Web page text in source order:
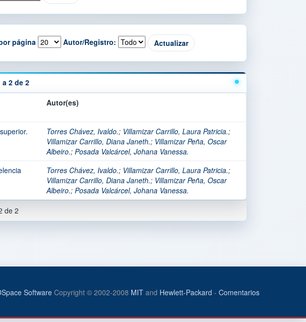
página Autor/Registro:
2 de 2
Autor(es)
Torres Chávez, Ivaldo.; Villamizar Carrillo, Laura Patricia.;
Villamizar Carrillo, Diana Janeth.; Villamizar Peña, Oscar
Albeiro.; Posada Valcárcel, Johana Vanessa.
Torres Chávez, Ivaldo.; Villamizar Carrillo, Laura Patricia.;
Villamizar Carrillo, Diana Janeth.; Villamizar Peña, Oscar
Albeiro.; Posada Valcárcel, Johana Vanessa.
de 2
Software Copyright © 2002-2008 MIT and Hewlett-Packard - Comentarios